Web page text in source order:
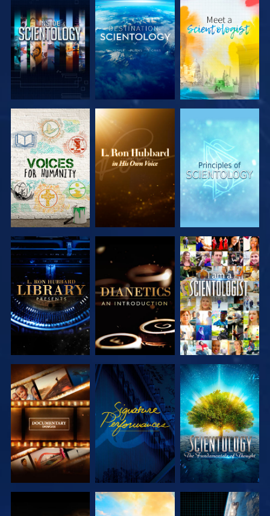
DÉCOUVRIR
LES SÉRIES
DÉCOUVRIR
LES SÉRIES
DÉCOUVRIR
LES SÉRIES
DÉCOUVRIR
LES SÉRIES
DÉCOUVRIR
LES SÉRIES
REGARDER
DÉCOUVRIR
LES SÉRIES
REGARDER
DÉCOUVRIR
LES SÉRIES